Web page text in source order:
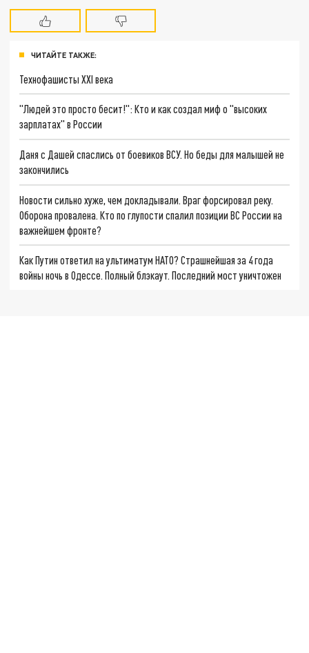
ЧИТАЙТЕ ТАКЖЕ:
Технофашисты XXI века
"Людей это просто бесит!": Кто и как создал миф о "высоких
зарплатах" в России
Даня с Дашей спаслись от боевиков ВСУ. Но беды для малышей не
закончились
Новости сильно хуже, чем докладывали. Враг форсировал реку.
Оборона провалена. Кто по глупости спалил позиции ВС России на
важнейшем фронте?
Как Путин ответил на ультиматум НАТО? Страшнейшая за 4 года
войны ночь в Одессе. Полный блэкаут. Последний мост уничтожен